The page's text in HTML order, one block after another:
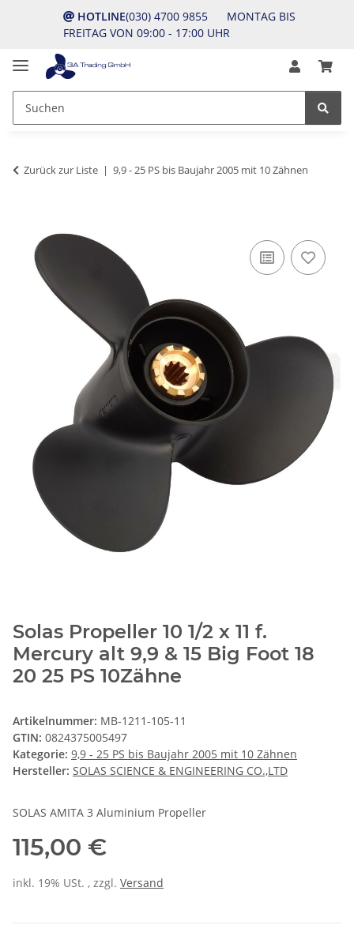
HOTLINE(030) 4700 9855 MONTAG BIS
FREITAG VON 09:00 - 17:00 UHR
Zurück zur Liste 9,9 - 25 PS bis Baujahr 2005 mit 10 Zähnen
Solas Propeller 10 1/2 x 11 f.
Mercury alt 9,9 & 15 Big Foot 18
20 25 PS 10Zähne
Artikelnummer: MB-1211-105-11
GTIN: 0824375005497
Kategorie: 9,9 - 25 PS bis Baujahr 2005 mit 10 Zähnen
Hersteller: SOLAS SCIENCE & ENGINEERING CO.,LTD
SOLAS AMITA 3 Aluminium Propeller
115,00 €
inkl. 19% USt. , zzgl. Versand